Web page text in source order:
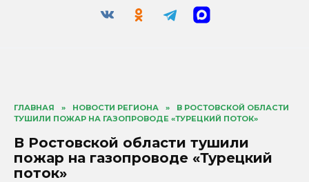
ГЛАВНАЯ » НОВОСТИ РЕГИОНА »
В РОСТОВСКОЙ ОБЛАСТИ
ТУШИЛИ ПОЖАР НА ГАЗОПРОВОДЕ «ТУРЕЦКИЙ ПОТОК»
В Ростовской области тушили
пожар на газопроводе «Турецкий
поток»